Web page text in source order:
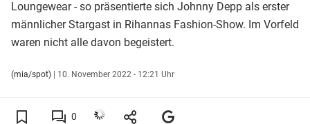
Loungewear - so präsentierte sich Johnny Depp als erster
männlicher Stargast in Rihannas Fashion-Show. Im Vorfeld
waren nicht alle davon begeistert.
(mia/spot) | 10. November 2022 - 12:21 Uhr
0